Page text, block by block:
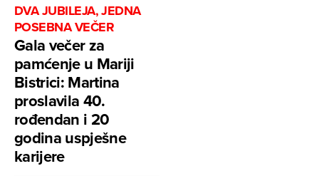
DVA JUBILEJA, JEDNA
POSEBNA VEČER
Gala večer za
pamćenje u Mariji
Bistrici: Martina
proslavila 40.
rođendan i 20
godina uspješne
karijere